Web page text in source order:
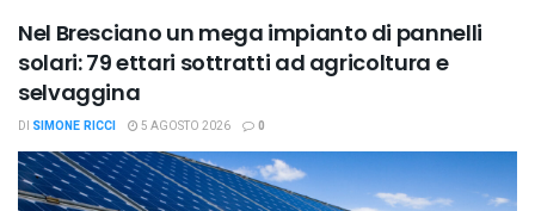
Nel Bresciano un mega impianto di pannelli
solari: 79 ettari sottratti ad agricoltura e
selvaggina
DI SIMONE RICCI 5 AGOSTO 2026 0